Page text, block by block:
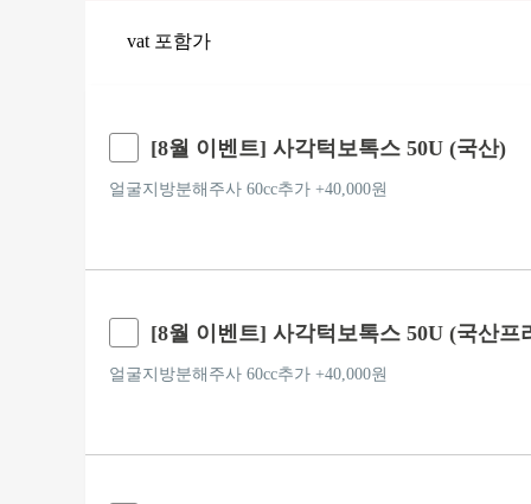
vat 포함가
[8월 이벤트] 사각턱보톡스 50U (국산)
얼굴지방분해주사 60cc추가 +40,000원
[8월 이벤트] 사각턱보톡스 50U (국산프
얼굴지방분해주사 60cc추가 +40,000원